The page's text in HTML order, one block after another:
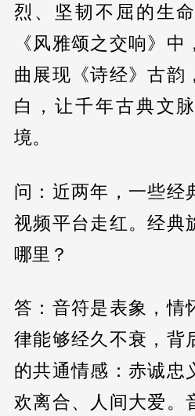
烈、坚韧不屈的生
《风雅颂之交响》
曲展现《诗经》古韵
白，让千年古典文
境。
问：近两年，一些经
视频平台走红。经典
哪里？
答：音符是表象，情
律能够经久不衰，背
的共通情感：赤诚忠
欢离合、人间大爱。